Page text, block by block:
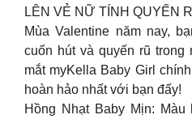
LÊN VẺ NỮ TÍNH QUYẾN
Mùa Valentine năm nay,
cuốn hút và quyến rũ trong
mắt myKella Baby Girl
hoàn hảo nhất với bạn đấy!
Hồng Nhạt Baby Mịn: